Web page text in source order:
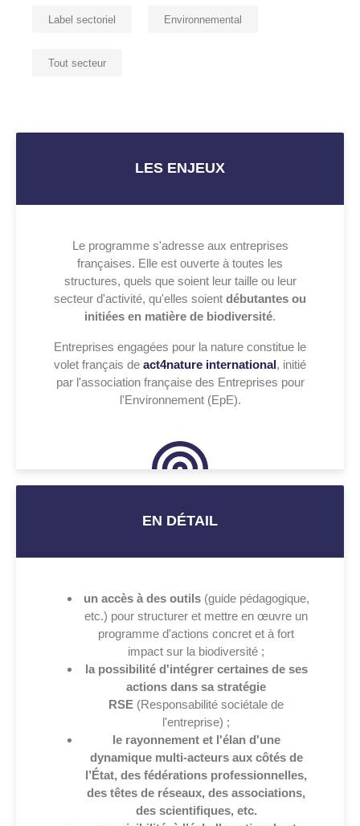
Label sectoriel Environnemental
Tout secteur
LES ENJEUX
Le programme s'adresse aux entreprises
françaises. Elle est ouverte à toutes les
structures, quels que soient leur taille ou leur
secteur d'activité, qu'elles soient débutantes ou
initiées en matière de biodiversité.
Entreprises engagées pour la nature constitue le
volet français de act4nature international, initié
par l'association française des Entreprises pour
l'Environnement (EpE).
EN DÉTAIL
un accès à des outils (guide pédagogique,
etc.) pour structurer et mettre en œuvre un
programme d'actions concret et à fort
impact sur la biodiversité ;
la possibilité d'intégrer certaines de ses
actions dans sa stratégie
RSE (Responsabilité sociétale de
l'entreprise) ;
le rayonnement et l'élan d'une
dynamique multi-acteurs aux côtés de
l’État, des fédérations professionnelles,
des têtes de réseaux, des associations,
des scientifiques, etc.